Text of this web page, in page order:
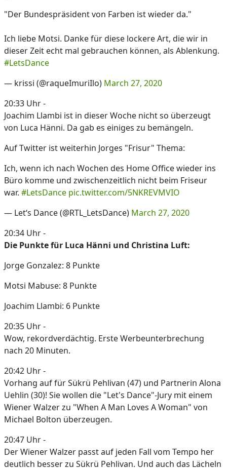
"Der Bundespräsident von Farben ist wieder da."
Ich liebe Motsi. Danke für diese lockere Art, die wir in
dieser Zeit echt mal gebrauchen können, als Ablenkung.
#LetsDance
— krissi (@raqueImuriIlo) March 27, 2020
20:33 Uhr -
Joachim Llambi ist in dieser Woche nicht so überzeugt
von Luca Hänni. Da gab es einiges zu bemängeln.
Auf Twitter ist weiterhin Jorges "Frisur" Thema:
Ich, wenn ich nach Wochen des Home Office wieder ins
Büro komme und zwischenzeitlich nicht beim Friseur
war. #LetsDance pic.twitter.com/5NKREVMVIO
— Let‘s Dance (@RTL_LetsDance) March 27, 2020
20:34 Uhr -
Die Punkte für Luca Hänni und Christina Luft:
Jorge Gonzalez: 8 Punkte
Motsi Mabuse: 8 Punkte
Joachim Llambi: 6 Punkte
20:35 Uhr -
Wow, rekordverdächtig. Erste Werbeunterbrechung
nach 20 Minuten.
20:42 Uhr -
Vorhang auf für Sükrü Pehlivan (47) und Partnerin Alona
Uehlin (30)! Sie wollen die "Let's Dance"-Jury mit einem
Wiener Walzer zu "When A Man Loves A Woman" von
Michael Bolton überzeugen.
20:47 Uhr -
Der Wiener Walzer passt auf jeden Fall vom Tempo her
deutlich besser zu Sükrü Pehlivan. Und auch das Lächeln